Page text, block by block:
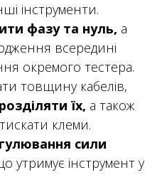
інструменти.
фазу та нуль, а
всередині
окремого тестера.
товщину кабелів,
їх, а також
клеми.
сили
утримує інструмент у